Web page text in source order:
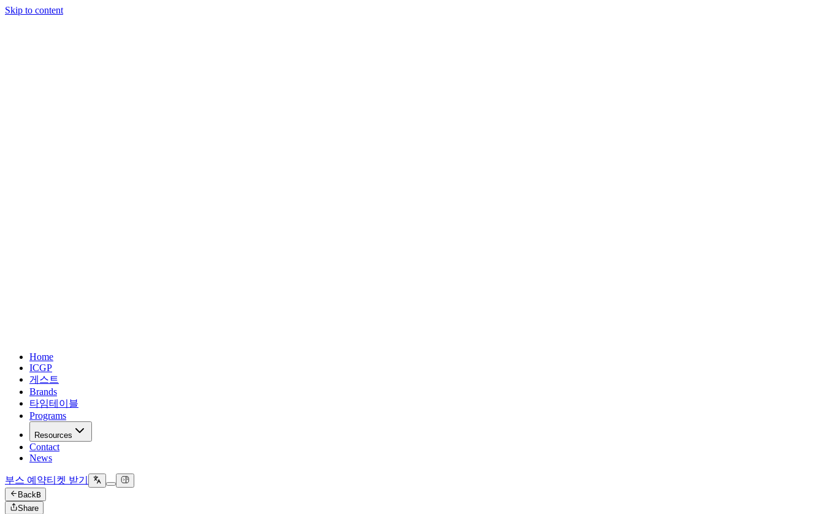
Skip to content
Home
ICGP
게스트
Brands
타임테이블
Programs
Resources
Contact
News
부스 예약티켓 받기
BackB
Share